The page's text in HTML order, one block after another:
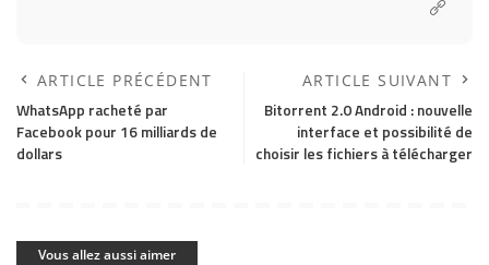
ARTICLE PRÉCÉDENT
WhatsApp racheté par
Facebook pour 16 milliards de
dollars
ARTICLE SUIVANT
Bitorrent 2.0 Android : nouvelle
interface et possibilité de
choisir les fichiers à télécharger
Vous allez aussi aimer